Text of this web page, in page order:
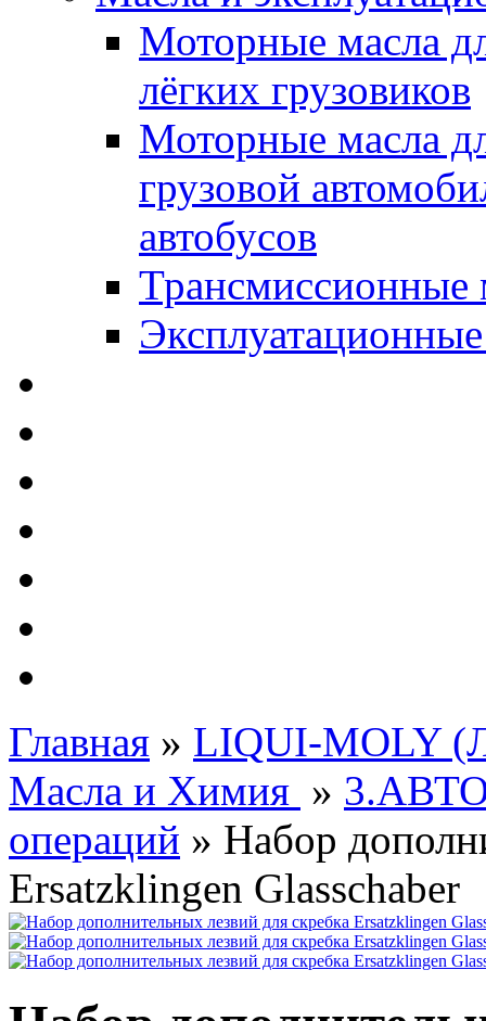
Моторные масла
лёгких грузовиков
Моторные масла
грузовой
автобусов
Трансмиссионные
Главная » LIQUI-MOLY
Масла и Химия »
операций » Набор
Ersatzklingen Glasschaber